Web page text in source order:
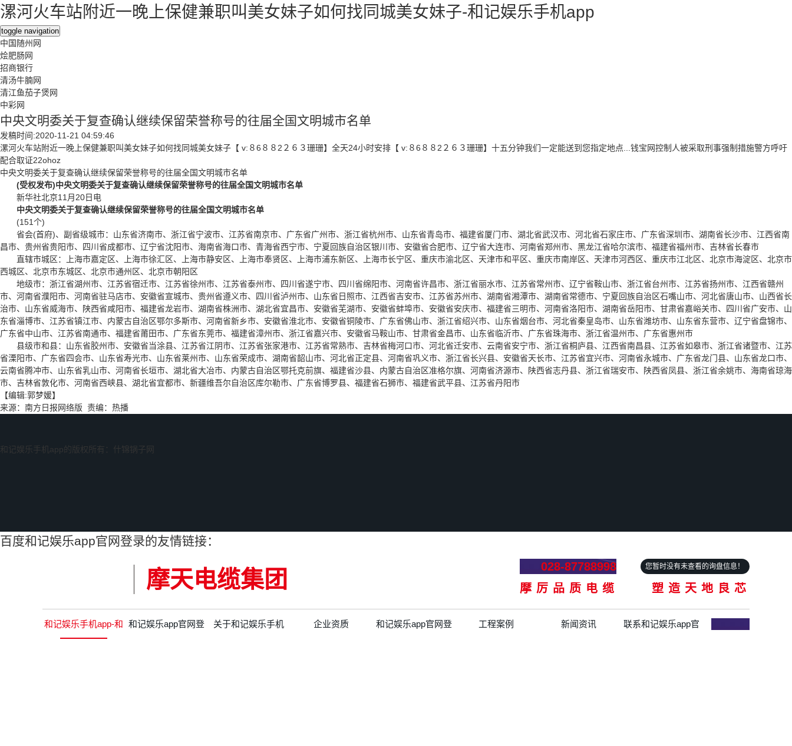
漯河火车站附近一晚上保健兼职叫美女妹子如何找同城美女妹子-和记娱乐手机app
toggle navigation
中国随州网
烩肥肠网
招商银行
清汤牛腩网
清江鱼茄子煲网
中彩网
中央文明委关于复查确认继续保留荣誉称号的往届全国文明城市名单
发稿时间:2020-11-21 04:59:46
漯河火车站附近一晚上保健兼职叫美女妹子如何找同城美女妹子【 v:８6８８2２６３珊珊】全天24小时安排【 v:８6８８2２６３珊珊】十五分钟我们一定能送到您指定地点...钱宝网控制人被采取刑事强制措施警方呼吁
配合取证22ohoz
中央文明委关于复查确认继续保留荣誉称号的往届全国文明城市名单
(受权发布)中央文明委关于复查确认继续保留荣誉称号的往届全国文明城市名单
新华社北京11月20日电
中央文明委关于复查确认继续保留荣誉称号的往届全国文明城市名单
(151个)
省会(首府)、副省级城市：山东省济南市、浙江省宁波市、江苏省南京市、广东省广州市、浙江省杭州市、山东省青岛市、福建省厦门市、湖北省武汉市、河北省石家庄市、广东省深圳市、湖南省长沙市、江西省南
昌市、贵州省贵阳市、四川省成都市、辽宁省沈阳市、海南省海口市、青海省西宁市、宁夏回族自治区银川市、安徽省合肥市、辽宁省大连市、河南省郑州市、黑龙江省哈尔滨市、福建省福州市、吉林省长春市
直辖市城区：上海市嘉定区、上海市徐汇区、上海市静安区、上海市奉贤区、上海市浦东新区、上海市长宁区、重庆市渝北区、天津市和平区、重庆市南岸区、天津市河西区、重庆市江北区、北京市海淀区、北京市
西城区、北京市东城区、北京市通州区、北京市朝阳区
地级市：浙江省湖州市、江苏省宿迁市、江苏省徐州市、江苏省泰州市、四川省遂宁市、四川省绵阳市、河南省许昌市、浙江省丽水市、江苏省常州市、辽宁省鞍山市、浙江省台州市、江苏省扬州市、江西省赣州
市、河南省濮阳市、河南省驻马店市、安徽省宣城市、贵州省遵义市、四川省泸州市、山东省日照市、江西省吉安市、江苏省苏州市、湖南省湘潭市、湖南省常德市、宁夏回族自治区石嘴山市、河北省唐山市、山西省长
治市、山东省威海市、陕西省咸阳市、福建省龙岩市、湖南省株洲市、湖北省宜昌市、安徽省芜湖市、安徽省蚌埠市、安徽省安庆市、福建省三明市、河南省洛阳市、湖南省岳阳市、甘肃省嘉峪关市、四川省广安市、山
东省淄博市、江苏省镇江市、内蒙古自治区鄂尔多斯市、河南省新乡市、安徽省淮北市、安徽省铜陵市、广东省佛山市、浙江省绍兴市、山东省烟台市、河北省秦皇岛市、山东省潍坊市、山东省东营市、辽宁省盘锦市、
广东省中山市、江苏省南通市、福建省莆田市、广东省东莞市、福建省漳州市、浙江省嘉兴市、安徽省马鞍山市、甘肃省金昌市、山东省临沂市、广东省珠海市、浙江省温州市、广东省惠州市
县级市和县：山东省胶州市、安徽省当涂县、江苏省江阴市、江苏省张家港市、江苏省常熟市、吉林省梅河口市、河北省迁安市、云南省安宁市、浙江省桐庐县、江西省南昌县、江苏省如皋市、浙江省诸暨市、江苏
省溧阳市、广东省四会市、山东省寿光市、山东省莱州市、山东省荣成市、湖南省韶山市、河北省正定县、河南省巩义市、浙江省长兴县、安徽省天长市、江苏省宜兴市、河南省永城市、广东省龙门县、山东省龙口市、
云南省腾冲市、山东省乳山市、河南省长垣市、湖北省大冶市、内蒙古自治区鄂托克前旗、福建省沙县、内蒙古自治区准格尔旗、河南省济源市、陕西省志丹县、浙江省瑞安市、陕西省凤县、浙江省余姚市、海南省琼海
市、吉林省敦化市、河南省西峡县、湖北省宜都市、新疆维吾尔自治区库尔勒市、广东省博罗县、福建省石狮市、福建省武平县、江苏省丹阳市
【编辑:郭梦媛】
来源：南方日报网络版 责编：热播
和记娱乐手机app的版权所有：什锦锅子网
百度和记娱乐app官网登录的友情链接：
摩天电缆集团
028-87788998
摩厉品质电缆 塑造天地良芯
您暂时没有未查看的询盘信息！
和记娱乐手机app-和 和记娱乐app官网登 关于和记娱乐手机 企业资质 和记娱乐app官网登 工程案例 新闻资讯 联系和记娱乐app官